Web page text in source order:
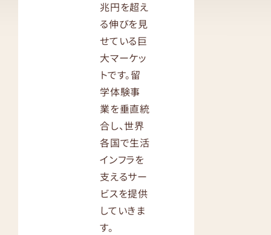
兆円を超え
る伸びを見
せている巨
大マーケッ
トです。留
学体験事
業を垂直統
合し、世界
各国で生活
インフラを
支えるサー
ビスを提供
していきま
す。